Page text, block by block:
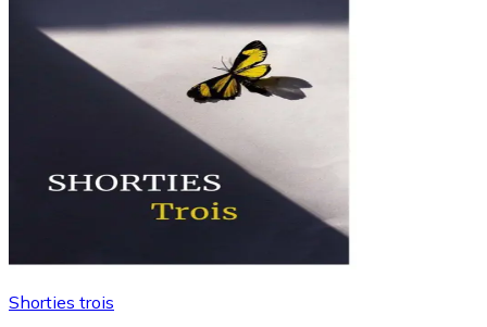
Shorties trois